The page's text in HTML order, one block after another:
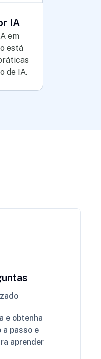
IA
em
está
de IA.
e obtenha
passo e
aprender